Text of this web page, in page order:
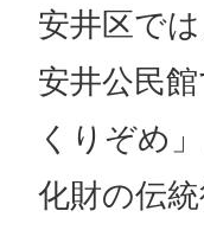
安井区で
安井公民
くりぞめ
化財の伝